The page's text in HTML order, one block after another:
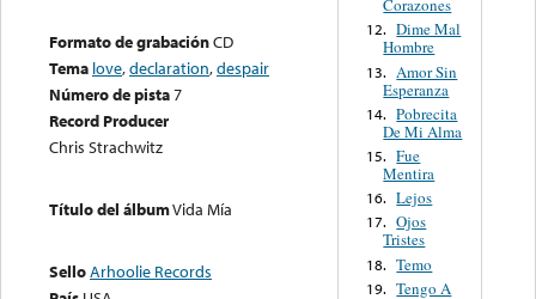
Formato de grabaciónCD
Tema love,declaration,despair
Número de pista7
Record Producer
Chris Strachwitz
Título del álbumVida Mía
SelloArhoolie Records
Corazones
12. Dime Mal
Hombre
13. Amor Sin
Esperanza
14. Pobrecita
De Mi Alma
15. Fue
Mentira
16. Lejos
17. Ojos
Tristes
18. Temo
19. Tengo A